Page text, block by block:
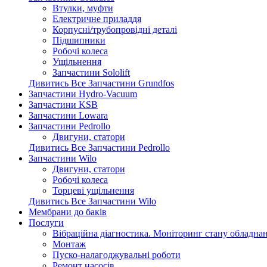
Втулки, муфти
Електричне приладдя
Корпусні/трубопровідні деталі
Підшипники
Робочі колеса
Ущільнення
Запчастини Sololift
Дивитись Все Запчастини Grundfos
Запчастини Hydro-Vacuum
Запчастини KSB
Запчастини Lowara
Запчастини Pedrollo
Двигуни, статори
Дивитись Все Запчастини Pedrollo
Запчастини Wilo
Двигуни, статори
Робочі колеса
Торцеві ущільнення
Дивитись Все Запчастини Wilo
Мембрани до баків
Послуги
Вібраційна діагностика. Моніторинг стану
Монтаж
Пуско-налагоджувальні роботи